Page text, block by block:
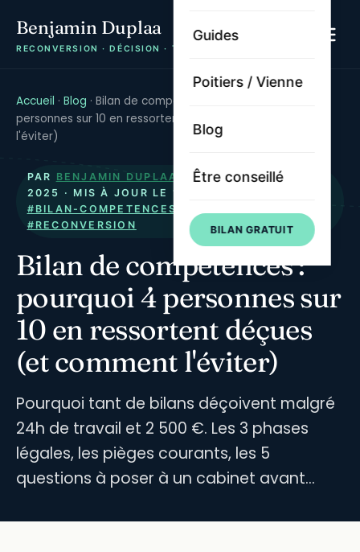
Benjamin Duplaa
RECONVERSION · DÉCISION · TRAJECTOIRE
Guides
Poitiers / Vienne
Blog
Être conseillé
BILAN GRATUIT
Accueil · Blog · Bilan de compétences : pourquoi 4
personnes sur 10 en ressortent déçues (et comment
l'éviter)
PAR BENJAMIN DUPLAA · PUBLIÉ LE10 MARS
2025
· MIS À JOUR LE 13 JUILLET 2026
#BILAN-COMPETENCES
#RECONVERSION
Bilan de compétences :
pourquoi 4 personnes sur
10 en ressortent déçues
(et comment l'éviter)
Pourquoi tant de bilans déçoivent malgré
24h de travail et 2 500 €. Les 3 phases
légales, les pièges courants, les 5
questions à poser à un cabinet avant…